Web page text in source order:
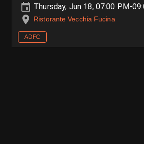
Thursday, Jun 18, 07:00 PM-
Ristorante Vecchia Fucina
ADFC